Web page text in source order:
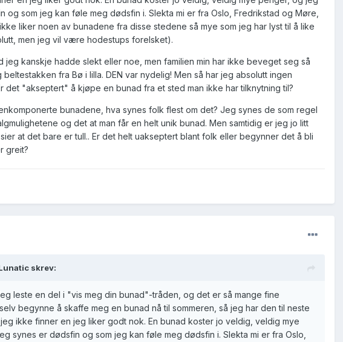
og som jeg kan føle meg dødsfin i. Slekta mi er fra Oslo, Fredrikstad og Møre,
liker noen av bunadene fra disse stedene så mye som jeg har lyst til å like
men jeg vil være hodestups forelsket).
jeg kanskje hadde slekt eller noe, men familien min har ikke beveget seg så
fra Bø i lilla. DEN var nydelig! Men så har jeg absolutt ingen
det "akseptert" å kjøpe en bunad fra et sted man ikke har tilknytning til?
bunadene, hva synes folk flest om det? Jeg synes de som regel
og det at man får en helt unik bunad. Men samtidig er jeg jo litt
at det bare er tull.. Er det helt uakseptert blant folk eller begynner det å bli
greit?
skrev:
leste en del i "vis meg din bunad"-tråden, og det er så mange fine
begynne å skaffe meg en bunad nå til sommeren, så jeg har den til neste
ikke finner en jeg liker godt nok. En bunad koster jo veldig, veldig mye
synes er dødsfin og som jeg kan føle meg dødsfin i. Slekta mi er fra Oslo,